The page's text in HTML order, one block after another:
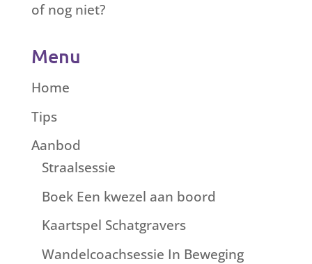
of nog niet?
Menu
Home
Tips
Aanbod
Straalsessie
Boek Een kwezel aan boord
Kaartspel Schatgravers
Wandelcoachsessie In Beweging